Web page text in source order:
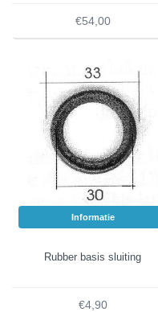
€54,00
Informatie
Rubber basis sluiting
€4,90